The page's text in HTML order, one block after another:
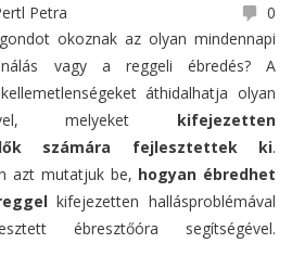
Petra
0
okoznak az olyan mindennapi
vagy a reggeli ébredés? A
áthidalhatja olyan
melyeket kifejezetten
számára fejlesztettek ki.
azt mutatjuk be, hogyan ébredhet
kifejezetten hallásproblémával
ébresztőóra segítségével.